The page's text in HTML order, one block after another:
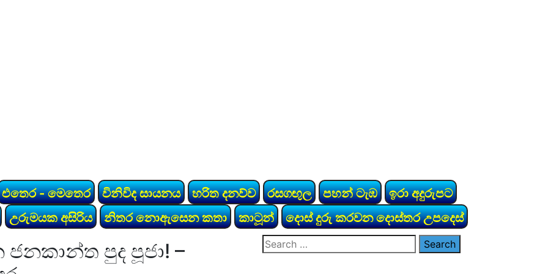
එතෙර - මෙතෙර විනිවිද සායනය හරිත දනව්ව රසගඟුල පහන් ටැඹ
ඉරා අදුරුපට
උරුමයක අසිරිය නිතර නොඇසෙන කතා කාටූන් දොස් දුරු කරවන දොස්තර උපදෙස්
පුද පූජා! –
Search
for: